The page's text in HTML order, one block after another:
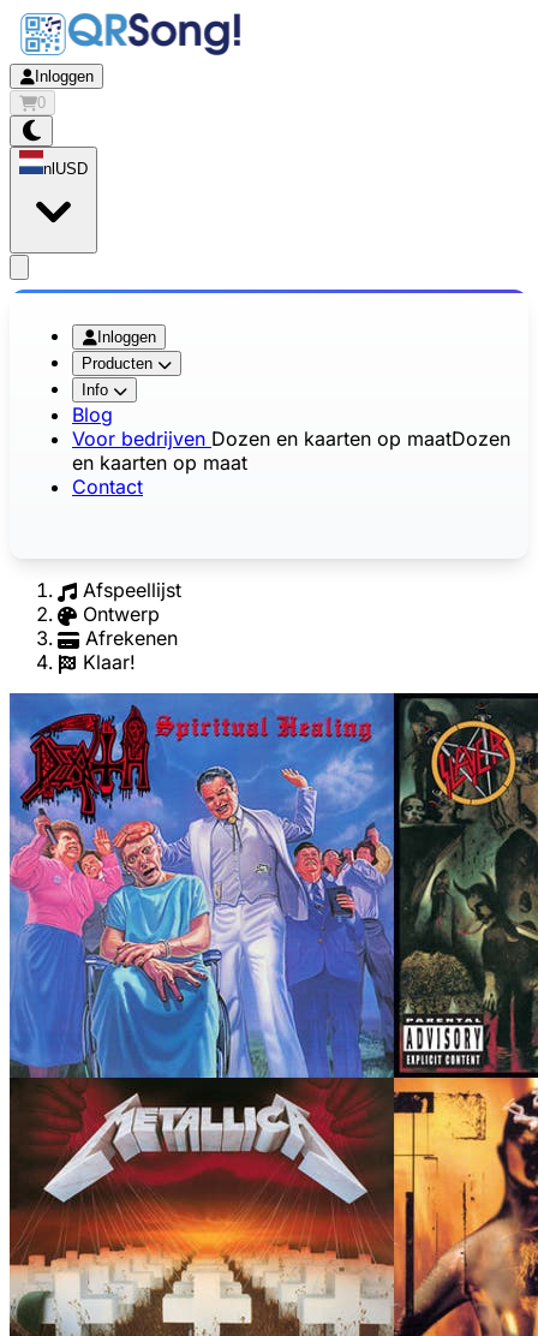
Inloggen
0
nl USD
Inloggen
Producten
Info
Blog
Voor bedrijven Dozen en kaarten op maatDozen
en kaarten op maat
Contact
Afspeellijst
Ontwerp
Afrekenen
Klaar!